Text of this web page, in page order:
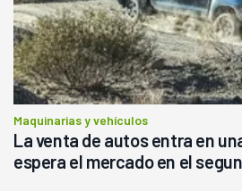
Maquinarias y vehículos
La venta de autos entra en
espera el mercado en el